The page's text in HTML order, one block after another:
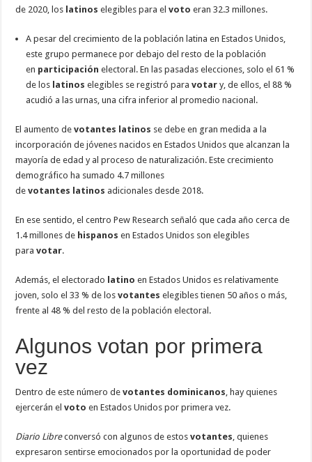
de 2020, los latinos elegibles para elvoto eran 32.3 millones.
A pesar del crecimiento de la población latina en Estados Unidos,
este grupo permanece por debajo del resto de la población
en participación electoral. En las pasadas elecciones, solo el 61 %
de los latinos elegibles se registró paravotar y, de ellos, el 88 %
acudió a las urnas, una cifra inferior al promedio nacional.
El aumento devotantes latinos se debe en gran medida a la
incorporación de jóvenes nacidos en Estados Unidos que alcanzan la
mayoría de edad y al proceso de naturalización. Este crecimiento
demográfico ha sumado 4.7 millones
devotantes latinos adicionales desde 2018.
En ese sentido, el centro Pew Research señaló que cada año cerca de
1.4 millones de hispanos en Estados Unidos son elegibles
paravotar.
Además, el electorado latino en Estados Unidos es relativamente
joven, solo el 33 % de losvotantes elegibles tienen 50 años o más,
frente al 48 % del resto de la población electoral.
Algunos votan por primera
vez
Dentro de este número devotantes dominicanos , hay quienes
ejercerán elvoto en Estados Unidos por primera vez.
Diario Libreconversó con algunos de estosvotantes , quienes
expresaron sentirse emocionados por la oportunidad de poder